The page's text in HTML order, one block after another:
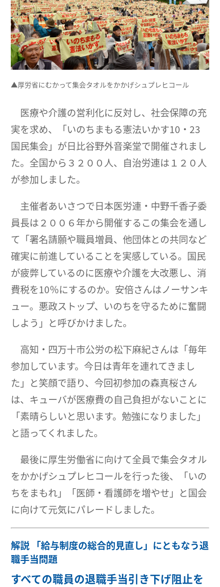
▲厚労省にむかって集会タオルをかかげシュプレヒコール
医療や介護の営利化に反対し、社会保障の充
実を求め、「いのちまもる憲法いかす10・23
国民集会」が日比谷野外音楽堂で開催されまし
た。全国から３２００人、自治労連は１２０人
が参加しました。
主催者あいさつで日本医労連・中野千香子委
員長は２００６年から開催するこの集会を通し
て「署名請願や職員増員、他団体との共同など
確実に前進していることを実感している。国民
が疲弊しているのに医療や介護を大改悪し、消
費税を10％にするのか。安倍さんはノーサンキ
ュー。悪政ストップ、いのちを守るために奮闘
しよう」と呼びかけました。
高知・四万十市公労の松下麻紀さんは「毎年
参加しています。今日は青年を連れてきまし
た」と笑顔で語り、今回初参加の森真桜さん
は、キューバが医療費の自己負担がないことに
「素晴らしいと思います。勉強になりました」
と語ってくれました。
最後に厚生労働省に向けて全員で集会タオル
をかかげシュプレヒコールを行った後、「いの
ちをまもれ」「医師・看護師を増やせ」と国会
に向けて元気にパレードしました。
解説 「給与制度の総合的見直し」にともなう退
職手当問題
すべての職員の退職手当引き下げ阻止を